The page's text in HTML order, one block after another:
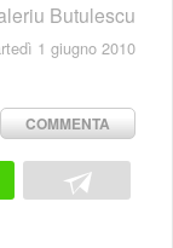
Butulescu
1 giugno 2010
COMMENTA